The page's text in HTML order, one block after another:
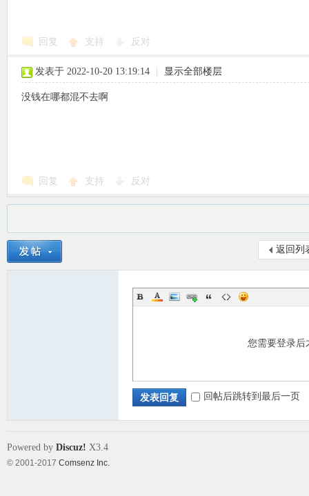
回复 支持 反对
发表于 2022-10-20 13:19:14 显示全部楼层
没钱在哪都混不去啊
回复 支持 反对
返回列
您需要登录
发表回复 回帖后跳转到最后一页
Powered by Discuz! X3.4
© 2001-2017 Comsenz Inc.